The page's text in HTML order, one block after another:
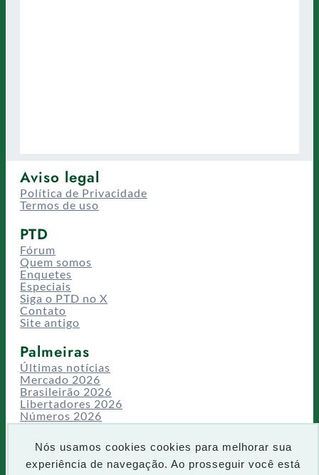
Nós usamos cookies cookies para melhorar sua
experiência de navegação. Ao prosseguir você está
Aviso legal
Política de Privacidade
Termos de uso
PTD
Fórum
Quem somos
Enquetes
Especiais
Siga o PTD no X
Contato
Site antigo
Palmeiras
Últimas notícias
Mercado 2026
Brasileirão 2026
Libertadores 2026
Números 2026
Campeonatos
CT/Centro de Excelência